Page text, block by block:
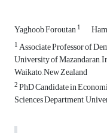
Yaghoob Foroutan1
1Associate Professor of
University of Mazandaran,
Waikato, New Zealand
2PhD Candidate in
Sciences Department,